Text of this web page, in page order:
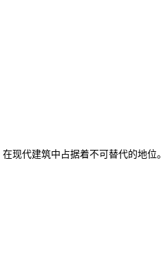
现代建筑中占据着不可替代的地位